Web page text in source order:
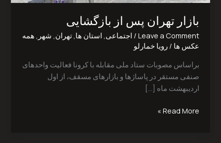
بازار تهران پس از بازگشایی‎
Leave a Comment
/ اجتماعی, استان ها,تهران, شهر , همه
عکس ها /رویا خمارلو
براساس مصوبات ستاد ملی مقابله با کرونا فعالیت واحدهای
صنفی مستقر در پاساژها و بازارهای مسقف، از اول
اردیبهشت ماه […]
Read More »